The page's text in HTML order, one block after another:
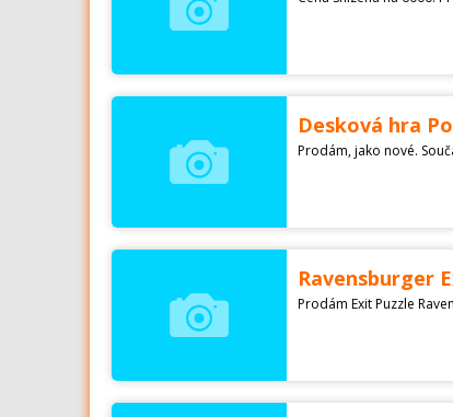
Desková hra
Prodám, jako nové.
Ravensburger